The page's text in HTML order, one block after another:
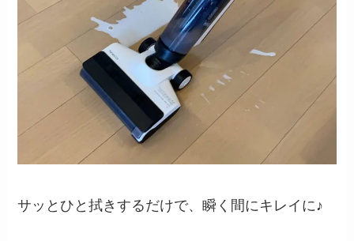
サッとひと拭きするだけで、瞬く間にキレイに♪